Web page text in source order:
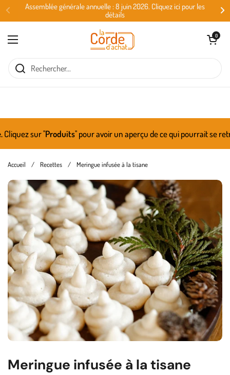
Passer au contenu
Assemblée générale annuelle : 8 juin 2026. Cliquez ici pour les
détails
Ouvrir le menu
Ouvrir le
0
sur ''Produits'' pour avoir un aperçu de ce qui pourrait se
Accueil / Recettes / Meringue infusée à la tisane
Meringue infusée à la tisane